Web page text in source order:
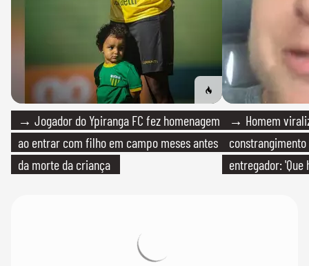
→ Jogador do Ypiranga FC fez homenagem
ao entrar com filho em campo meses antes
da morte da criança
→ Homem
entregador: 'Que